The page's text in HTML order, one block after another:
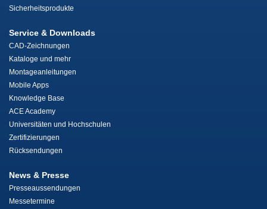
Sicherheitsprodukte
Service & Downloads
CAD-Zeichnungen
Kataloge und mehr
Montageanleitungen
Mobile Apps
Knowledge Base
ACE Academy
Universitäten und Hochschulen
Zertifizierungen
Rücksendungen
News & Presse
Presseaussendungen
Messetermine